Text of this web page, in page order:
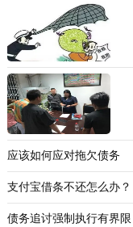
应该如何应对拖欠债务
支付宝借条不还怎么办？
债务追讨强制执行有界限